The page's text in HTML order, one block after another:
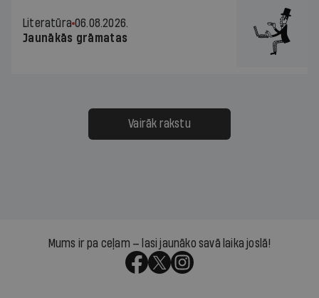
Literatūra 06.08.2026.
Jaunākās grāmatas
Vairāk rakstu
Mums ir pa ceļam — lasi jaunāko savā laika joslā!